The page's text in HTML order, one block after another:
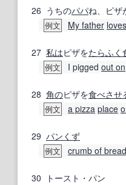
26 うちのパパね、ピザ
例文 My father loves
27 私はピザをたらふく
例文 I pigged out on
28 角のピザを食べさせ
例文 a pizza place
29 パンくず
例文 crumb of bread
30 トースト・パン